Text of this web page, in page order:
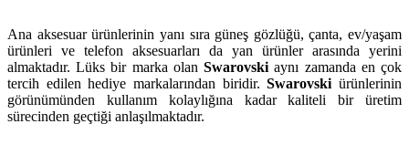
Ana aksesuar ürünlerinin yanı sıra güneş gözlüğü, çanta, ev/yaşam
ürünleri ve telefon aksesuarları da yan ürünler arasında yerini
almaktadır. Lüks bir marka olanSwarovskiaynı zamanda en çok
tercih edilen hediye markalarından biridir.Swarovski ürünlerinin
görünümünden kullanım kolaylığına kadar kaliteli bir üretim
sürecinden geçtiği anlaşılmaktadır.